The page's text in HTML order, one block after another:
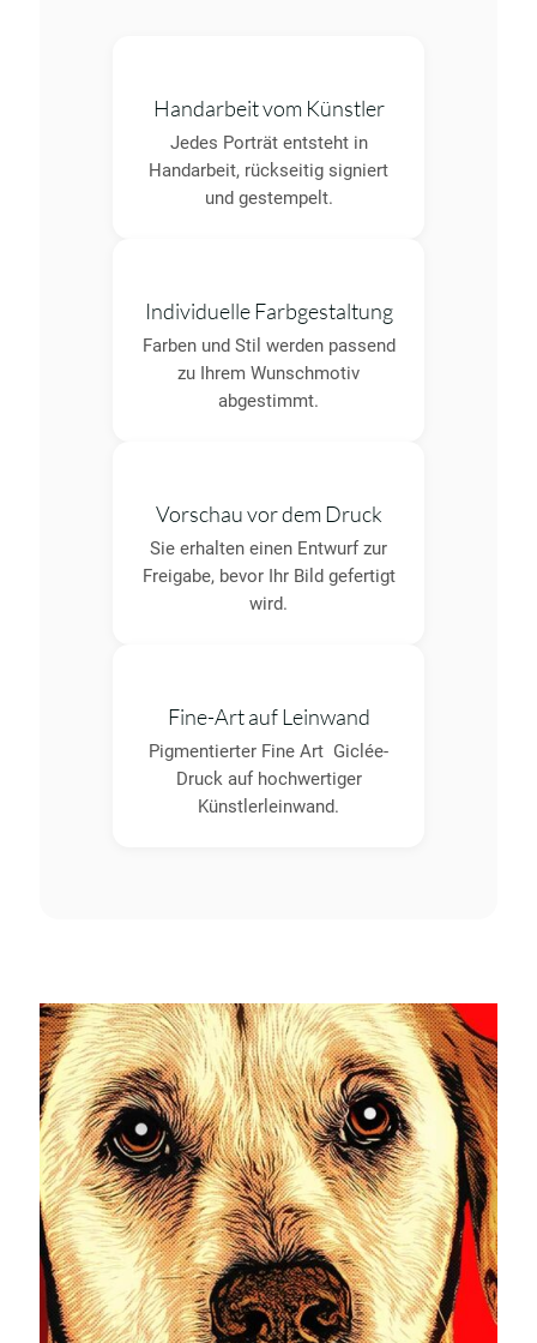
Handarbeit vom Künstler
Jedes Porträt entsteht in
Handarbeit, rückseitig signiert
und gestempelt.
Individuelle Farbgestaltung
Farben und Stil werden passend
zu Ihrem Wunschmotiv
abgestimmt.
Vorschau vor dem Druck
Sie erhalten einen Entwurf zur
Freigabe, bevor Ihr Bild gefertigt
wird.
Fine-Art auf Leinwand
Pigmentierter Fine Art Giclée-
Druck auf hochwertiger
Künstlerleinwand.